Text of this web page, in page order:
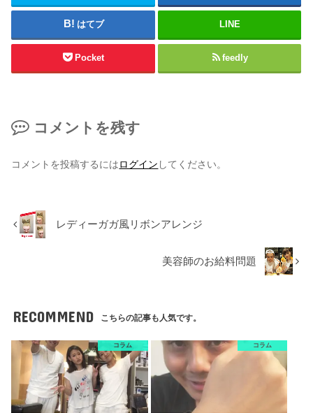
はてブ LINE
Pocket feedly
コメントを残す
コメントを投稿するにはログイン してください。
レディーガガ風リボンアレンジ
美容師のお給料問題
RECOMMEND こちらの記事も人気です。
コラム コラム